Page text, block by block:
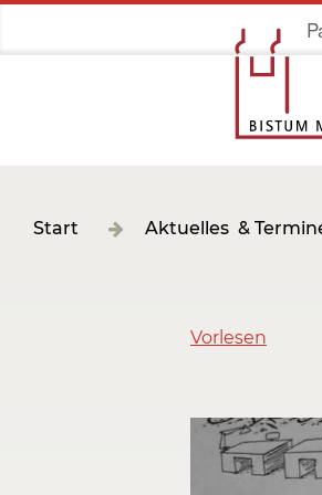
Start Aktuelles &
Vorlesen